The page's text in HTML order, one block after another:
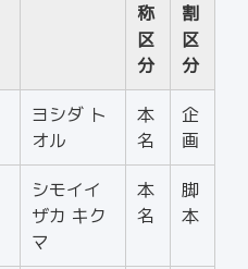
称
区
分
割
区
分
ヨシダ ト
オル
本
名
企
画
シモイイ
ザカ キク
マ
本
名
脚
本